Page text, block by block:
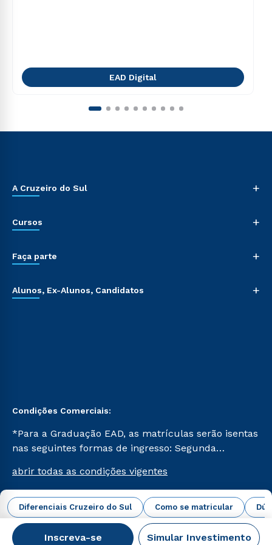
Diferenciais Cruzeiro do Sul Como se matricular
Inscreva-se Simular Investimento
EAD Digital
A Cruzeiro do Sul +
Cursos +
Faça parte +
Alunos, Ex-Alunos, Candidatos +
Condições Comerciais:
*Para a Graduação EAD, as matrículas serão isentas
nas seguintes formas de ingresso: Segunda
Já para as demais, a taxa de matrícula será de R$
49. *Para a Pós-graduação EAD, as ofertas
mencionadas são referentes aos cursos: Ensino
Religioso, Geografia para a Docência e Metodologia
do Ensino de História: Questões Atuais.
abrir todas as condições vigentes
Campus Virtual Cruzeiro do Sul Educacional © 2026 -
Todos os direitos reservados.
CNPJ: 62.984.091/0001-02